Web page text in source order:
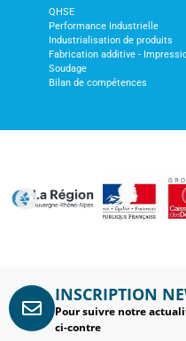
QHSE
Performance Industrielle
Industrialisation de produits
Fabrication additive -
Soudage
Bilan de compétences
INSCRIPTION
Pour suivre notre
ci-contre